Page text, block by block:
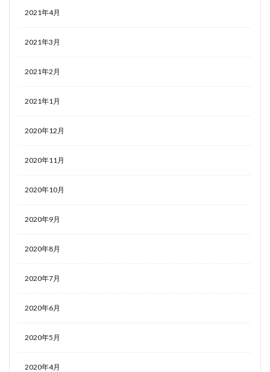
2021年4月
2021年3月
2021年2月
2021年1月
2020年12月
2020年11月
2020年10月
2020年9月
2020年8月
2020年7月
2020年6月
2020年5月
2020年4月